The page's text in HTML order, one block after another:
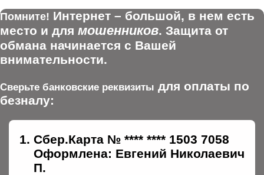
Помните! Интернет – большой, в нем есть
место и для мошенников. Защита от
обмана начинается с Вашей
внимательности.
Сверьте банковские реквизиты для оплаты по
безналу:
Сбер.Карта № **** **** 1503 7058
Оформлена: Евгений Николаевич
П.